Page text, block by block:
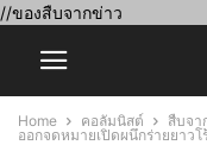
//ของสืบจากข่าว
Home คอลัมนิสต์ สืบจา
ออกจดหมายเปิดผนึกร่ายยาว